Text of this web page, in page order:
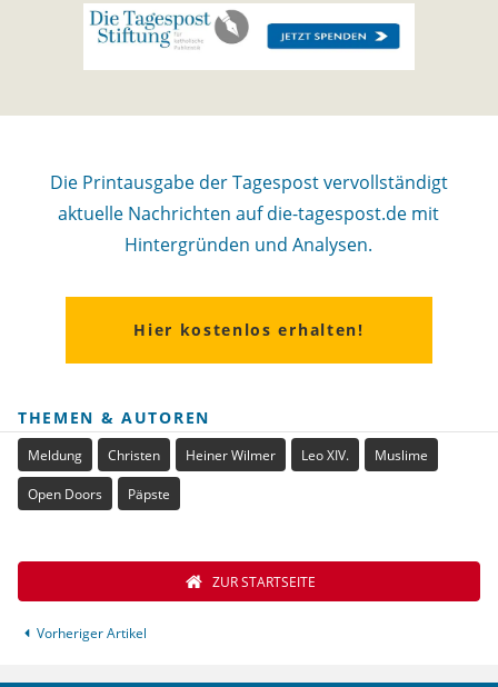
Die Printausgabe der Tagespost vervollständigt
aktuelle Nachrichten auf die-tagespost.de mit
Hintergründen und Analysen.
Hier kostenlos erhalten!
THEMEN & AUTOREN
Meldung Christen Heiner Wilmer Leo XIV. Muslime
Open Doors Päpste
Vorheriger Artikel
ZUR STARTSEITE